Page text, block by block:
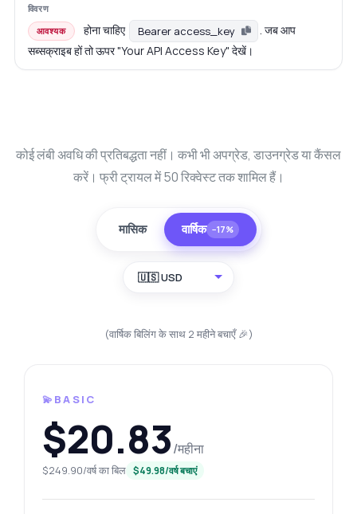
आवश्यक होना चाहिए Bearer access_key
. जब आप
सब्सक्राइब हों तो ऊपर "Your API Access Key" देखें।
कोई लंबी अवधि की प्रतिबद्धता नहीं। कभी भी अपग्रेड, डाउनग्रेड या कैंसल
करें। फ्री ट्रायल में 50 रिक्वेस्ट तक शामिल हैं।
मासिक वार्षिक −17%
🇺🇸 USD
(वार्षिक बिलिंग के साथ 2 महीने बचाएँ 🎉)
💫BASIC
$20.83/महीना
$249.90/वर्ष का बिल $49.98/वर्ष बचाएं